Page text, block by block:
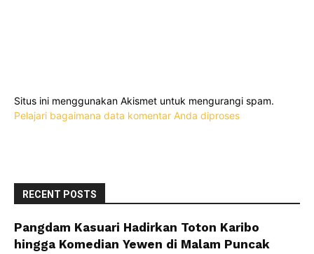
Situs ini menggunakan Akismet untuk mengurangi spam.
Pelajari bagaimana data komentar Anda diproses
RECENT POSTS
Pangdam Kasuari Hadirkan Toton Karibo
hingga Komedian Yewen di Malam Puncak